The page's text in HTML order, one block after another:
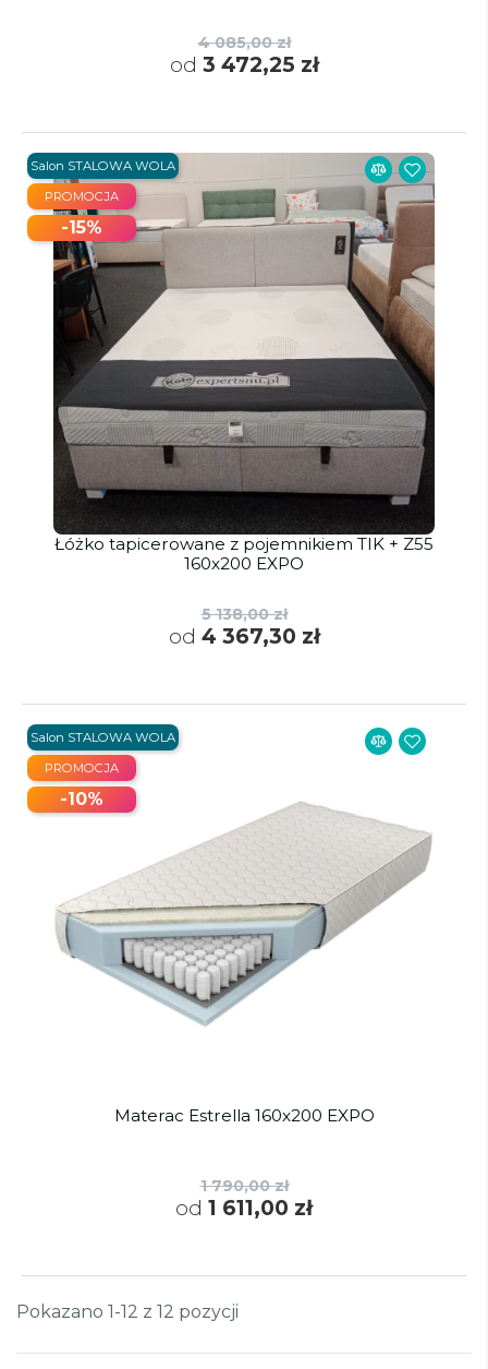
4 085,00 zł
od 3 472,25 zł
Łóżko tapicerowane z pojemnikiem TIK + Z55
160x200 EXPO
5 138,00 zł
od 4 367,30 zł
PROMOCJA
-15%
Salon STALOWA WOLA
Materac Estrella 160x200 EXPO
1 790,00 zł
od 1 611,00 zł
PROMOCJA
-10%
Salon STALOWA WOLA
Pokazano 1-12 z 12 pozycji